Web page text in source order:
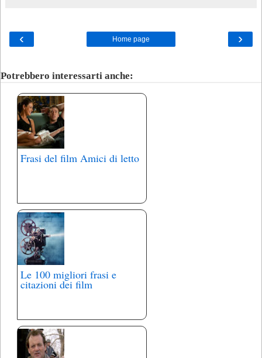
‹ ›
Home page
Potrebbero interessarti anche:
Frasi del film Amici di letto
Le 100 migliori frasi e
citazioni dei film